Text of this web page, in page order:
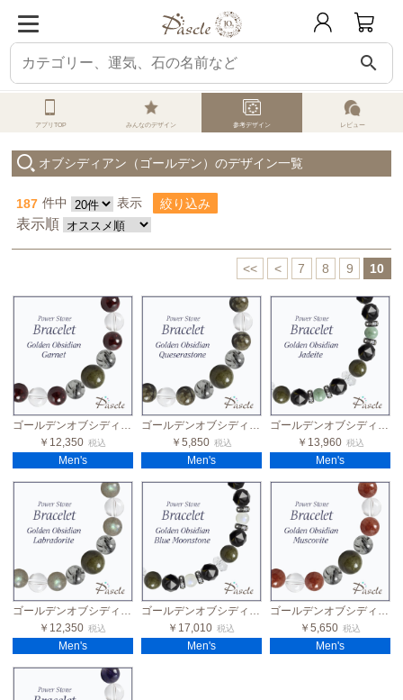
search
パスクル オーダーメイド 参考デザイン一覧 オブシディアン（ゴールデン
アプリTOP みんなのデザイン 参考デザイン レビュー
オブシディアン（ゴールデン）のデザイン一覧
187 件中 表示 絞り込み
表示順
<< < 7 8 9 10
ゴールデンオブシディアン・ガーネット メンズデザインブレスレット
￥12,350 税込
Men's
ゴールデンオブシディアン・ケセラストーン メンズデザインブレスレット
￥5,850 税込
Men's
ゴールデンオブシディアン・翡翠 メンズブラックスピネルブレスレット
￥13,960 税込
Men's
￥12,350 税込
Men's
￥17,010 税込
Men's
￥5,650 税込
Men's